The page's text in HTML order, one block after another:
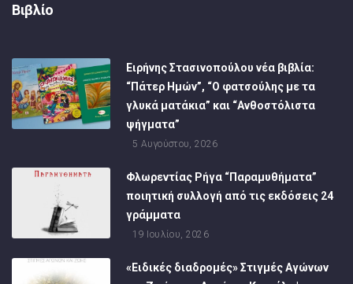
Βιβλίο
Ειρήνης Στασινοπούλου νέα βιβλία:
“Πάτερ Ημών”, “Ο φατσούλης με τα
γλυκά ματάκια” και “Ανθοστόλιστα
ψήγματα”
5 Αυγούστου, 2026
Φλωρεντίας Ρήγα “Παραμυθήματα”
ποιητική συλλογή από τις εκδόσεις 24
γράμματα
19 Ιουλίου, 2026
«Ειδικές διαδρομές» Στιγμές Αγώνων